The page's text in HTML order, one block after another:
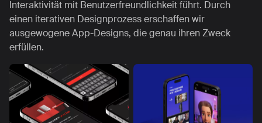
Interaktivität mit Benutzerfreundlichkeit führt. Durch
einen iterativen Designprozess erschaffen wir
ausgewogene App-Designs, die genau ihren Zweck
erfüllen.